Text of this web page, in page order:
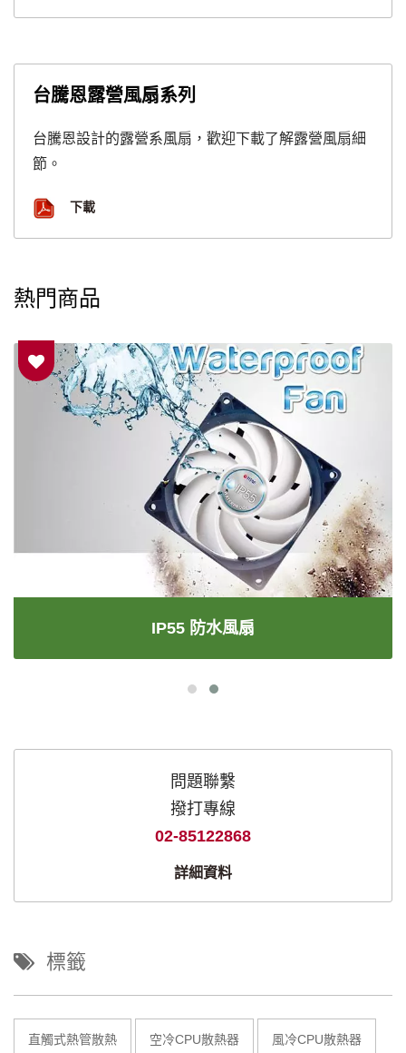
台騰恩露營風扇系列
台騰恩設計的露營系風扇，歡迎下載了解露營風扇細
節。
下載
熱門商品
IP55 防水風扇
問題聯繫
撥打專線
02-85122868
詳細資料
標籤
直觸式熱管散熱 空冷CPU散熱器 風冷CPU散熱器